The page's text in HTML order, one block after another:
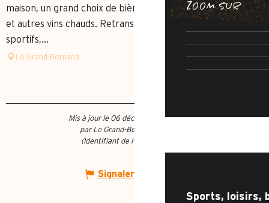
ZOOM SUR
SENTIER DE
CHEMIN
RUE DE
Sports, loisirs,
maison, un grand choix de bières, cocktails, rhums arrangés
et autres vins chauds. Retransmission d'événements
sportifs,...
Le Grand-Bornand
Mis à jour le 06 décembre 2025 à 10:32
par Le Grand-Bornand Tourisme
(Identifiant de l'offre :
Signaler une erreur